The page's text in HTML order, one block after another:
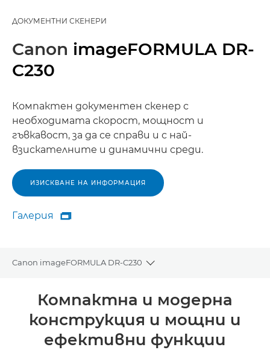
ДОКУМЕНТНИ СКЕНЕРИ
Canon imageFORMULA DR-
C230
Компактен документен скенер с
необходимата скорост, мощност и
гъвкавост, за да се справи и с най-
взискателните и динамични среди.
ИЗИСКВАНЕ НА ИНФОРМАЦИЯ
Галерия
Галерия

Canon imageFORMULA DR-C230
Toggle breadcrumbs
Преглед
Спецификации
Компактна и модерна
конструкция и мощни и
ефективни функции